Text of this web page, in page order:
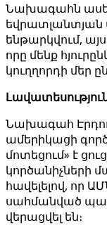
Նախագահն ասել
եվրատլանտյան
ենթարկվում,
որը մենք
կուղղորդի մեր
Նախագահ
ամերիկացի
մոտեցում» է
կործանիչների
հավելելով, որ
սահմանված
վերացվել են։